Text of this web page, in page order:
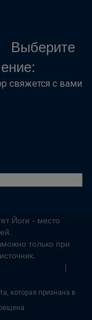
Выберите
свяжется с вами
Йоги - место
только при
|
которая признана в